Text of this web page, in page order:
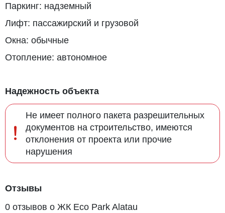
Паркинг: надземный
Лифт: пассажирский и грузовой
Окна: обычные
Отопление: автономное
Надежность объекта
Не имеет полного пакета разрешительных
документов на строительство, имеются
отклонения от проекта или прочие
нарушения
Отзывы
0 отзывов о ЖК Eco Park Alatau